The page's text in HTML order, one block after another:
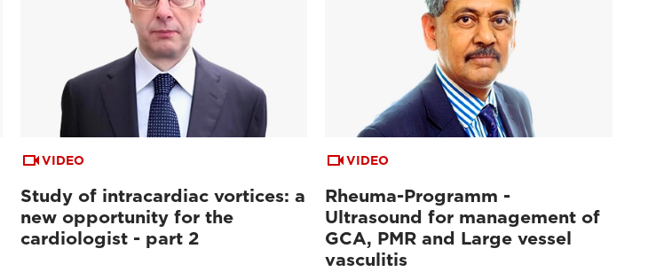
VIDEO
Study of intracardiac vortices: a
new opportunity for the
cardiologist - part 2
VIDEO
Rheuma-Programm -
Ultrasound for management of
GCA, PMR and Large vessel
vasculitis